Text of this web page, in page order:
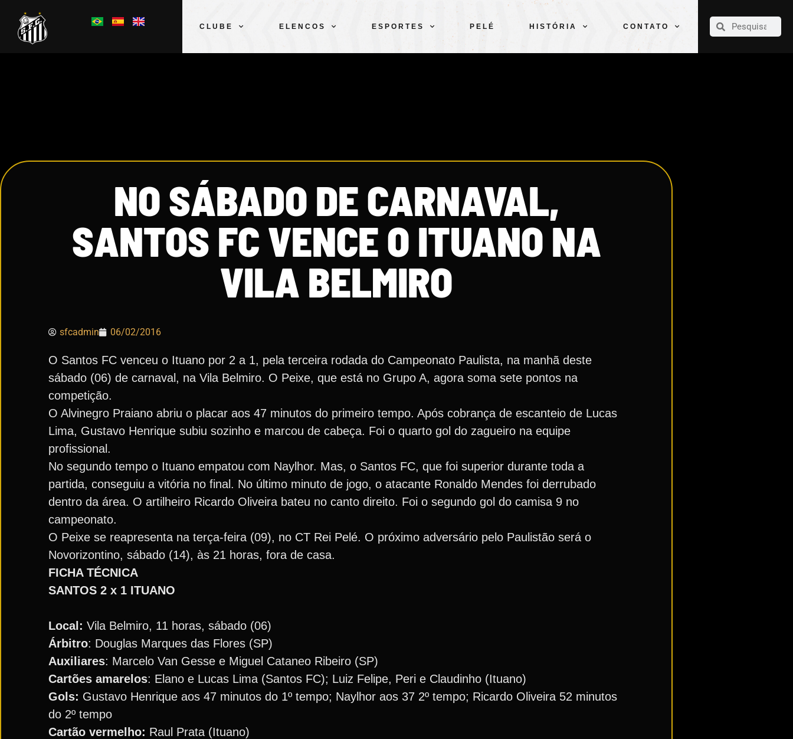
CLUBE ELENCOS ESPORTES PELÉ HISTÓRIA CONTATO
CLUBE
NO SÁBADO DE CARNAVAL,
SANTOS FC VENCE O ITUANO NA
VILA BELMIRO
sfcadmin 06/02/2016
O Santos FC venceu o Ituano por 2 a 1, pela terceira rodada do Campeonato Paulista, na manhã deste
sábado (06) de carnaval, na Vila Belmiro. O Peixe, que está no Grupo A, agora soma sete pontos na
competição.
O Alvinegro Praiano abriu o placar aos 47 minutos do primeiro tempo. Após cobrança de escanteio de Lucas
Lima, Gustavo Henrique subiu sozinho e marcou de cabeça. Foi o quarto gol do zagueiro na equipe
profissional.
No segundo tempo o Ituano empatou com Naylhor. Mas, o Santos FC, que foi superior durante toda a
partida, conseguiu a vitória no final. No último minuto de jogo, o atacante Ronaldo Mendes foi derrubado
dentro da área. O artilheiro Ricardo Oliveira bateu no canto direito. Foi o segundo gol do camisa 9 no
campeonato.
O Peixe se reapresenta na terça-feira (09), no CT Rei Pelé. O próximo adversário pelo Paulistão será o
Novorizontino, sábado (14), às 21 horas, fora de casa.
FICHA TÉCNICA
SANTOS 2 x 1 ITUANO
Local: Vila Belmiro, 11 horas, sábado (06)
Árbitro: Douglas Marques das Flores (SP)
Auxiliares: Marcelo Van Gesse e Miguel Cataneo Ribeiro (SP)
Cartões amarelos: Elano e Lucas Lima (Santos FC); Luiz Felipe, Peri e Claudinho (Ituano)
Gols: Gustavo Henrique aos 47 minutos do 1º tempo; Naylhor aos 37 2º tempo; Ricardo Oliveira 52 minutos
do 2º tempo
Cartão vermelho: Raul Prata (Ituano)